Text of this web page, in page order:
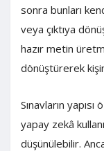
sonra bunları
veya çıktıya
hazır metin
dönüştürerek
Sınavların
yapay zekâ
düşünülebilir.